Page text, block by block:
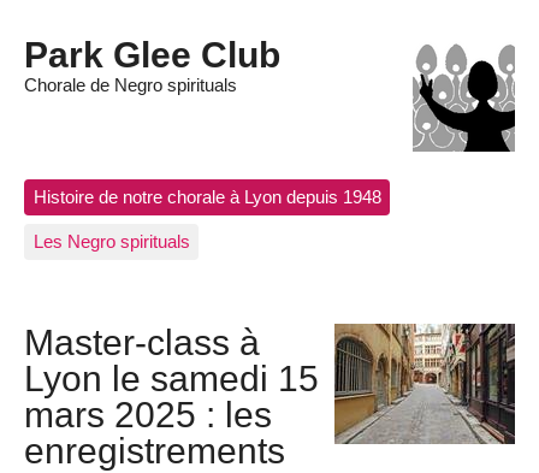
Park Glee Club
Chorale de Negro spirituals
Histoire de notre chorale à Lyon depuis 1948
Les Negro spirituals
Master-class à
Lyon le samedi 15
mars 2025 : les
enregistrements